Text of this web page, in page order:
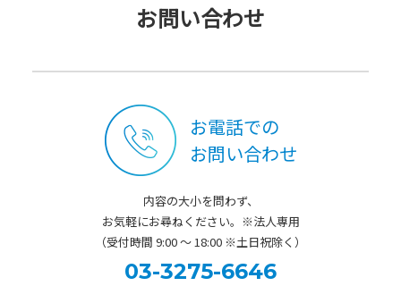
お問い合わせ
お電話での
お問い合わせ
内容の大小を問わず、
お気軽にお尋ねください。※法人専用
（受付時間 9:00 ～ 18:00 ※土日祝除く）
03-3275-6646